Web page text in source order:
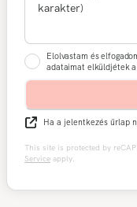
Elolvastam és
adataimat elküldjétek
Ha a jelentkezés űrlap
This site is protected by
Service apply.